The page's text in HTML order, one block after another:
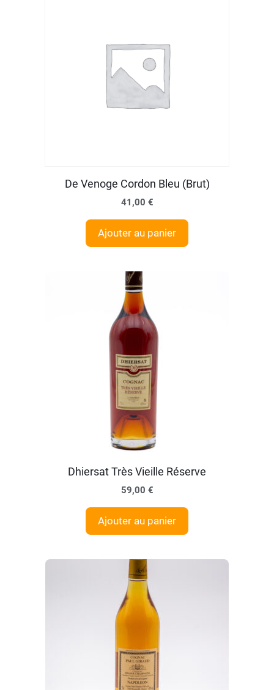
De Venoge Cordon Bleu (Brut)
41,00 €
Ajouter au panier
Dhiersat Très Vieille Réserve
59,00 €
Ajouter au panier